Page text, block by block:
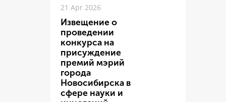
21 Apr 2026
Извещение о
проведении
конкурса на
присуждение
премий мэрий
города
Новосибирска в
сфере науки и